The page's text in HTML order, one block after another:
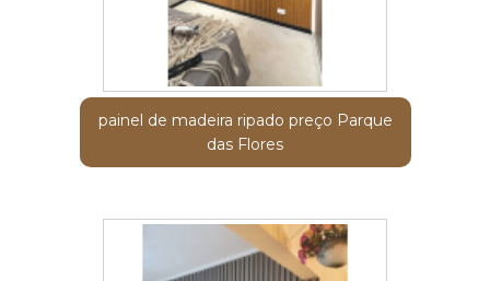
painel de madeira ripado preço Parque
das Flores